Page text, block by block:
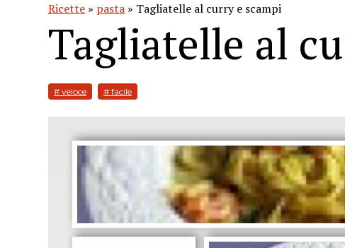
Ricette » pasta » Tagliatelle al curry e scampi
Tagliatelle al
# veloce # facile